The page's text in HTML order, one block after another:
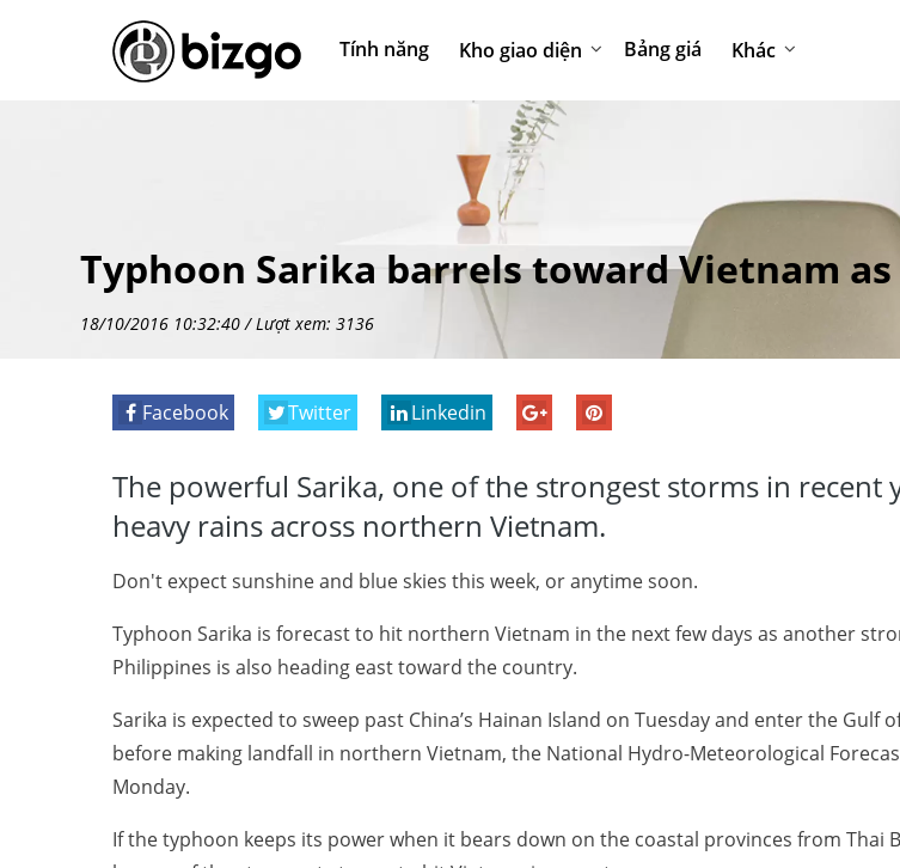
Tính năng Kho giao diện Bảng giá Khác
Typhoon Sarika barrels toward Vietnam
18/10/2016 10:32:40 / Lượt xem: 3136
Facebook Twitter Linkedin
The powerful Sarika, one of the strongest storms in recent
heavy rains across northern Vietnam.
Don't expect sunshine and blue skies this week, or anytime soon.
Typhoon Sarika is forecast to hit northern Vietnam in the next few days as another
Philippines is also heading east toward the country.
Sarika is expected to sweep past China’s Hainan Island on Tuesday and enter the Gulf
before making landfall in northern Vietnam, the National Hydro-Meteorological
Monday.
If the typhoon keeps its power when it bears down on the coastal provinces from Thai